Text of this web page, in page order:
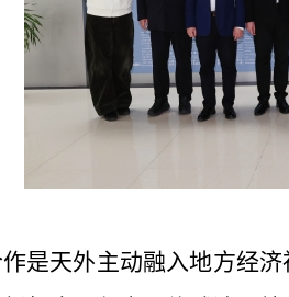
是天外主动融入地方经